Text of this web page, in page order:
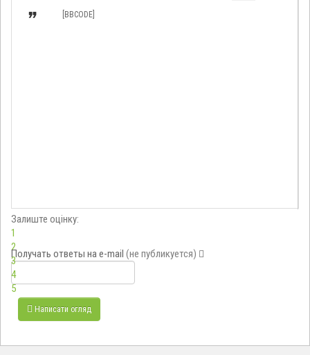
 [BBCODE]
Залиште оцінку:
1
2
3
4
5
Получать ответы на e-mail (не публикуется)
Написати огляд